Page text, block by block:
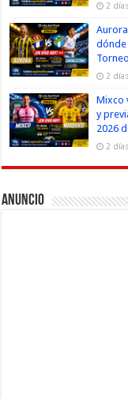
2
dónde
2
Mixco
y
2026
2
Anuncio